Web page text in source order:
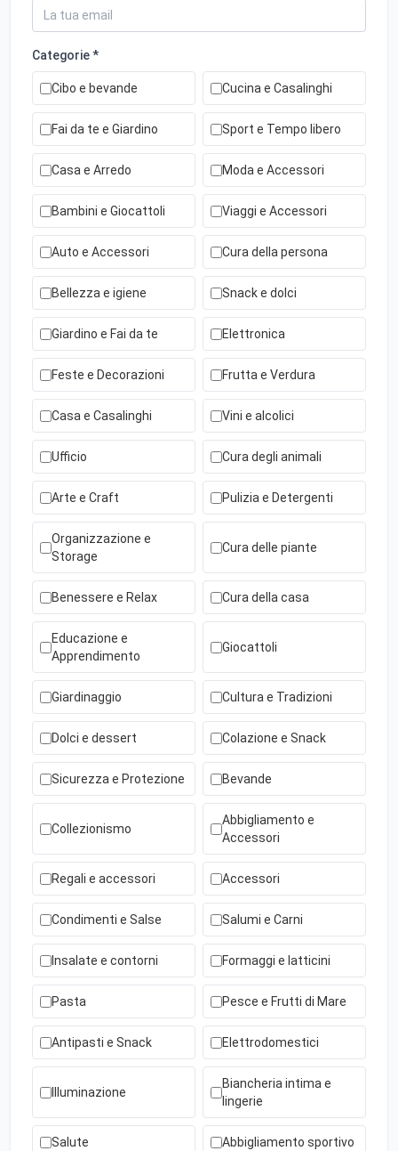
Categorie *
Cibo e bevande Cucina e Casalinghi
Fai da te e Giardino Sport e Tempo libero
Casa e Arredo Moda e Accessori
Bambini e Giocattoli Viaggi e Accessori
Auto e Accessori Cura della persona
Bellezza e igiene Snack e dolci
Giardino e Fai da te Elettronica
Feste e Decorazioni Frutta e Verdura
Casa e Casalinghi Vini e alcolici
Ufficio Cura degli animali
Arte e Craft Pulizia e Detergenti
Organizzazione e
Storage
Cura delle piante
Benessere e Relax Cura della casa
Educazione e
Apprendimento
Giocattoli
Giardinaggio Cultura e Tradizioni
Dolci e dessert Colazione e Snack
Sicurezza e Protezione Bevande
Collezionismo
Abbigliamento e
Accessori
Regali e accessori Accessori
Condimenti e Salse Salumi e Carni
Insalate e contorni Formaggi e latticini
Pasta Pesce e Frutti di Mare
Antipasti e Snack Elettrodomestici
Illuminazione
Biancheria intima e
lingerie
Salute Abbigliamento sportivo